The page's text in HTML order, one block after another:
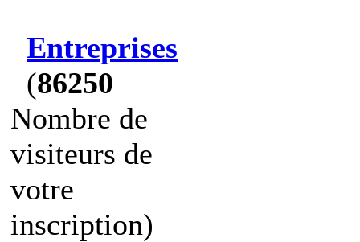
Entreprises
(86250
Nombre de
visiteurs de
votre
inscription)